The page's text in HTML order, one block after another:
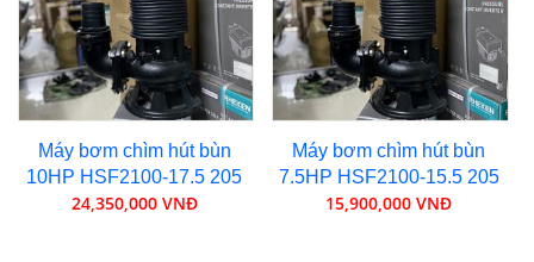
Máy bơm chìm hút bùn
10HP HSF2100-17.5 205
24,350,000 VNĐ
Máy bơm chìm hút bùn
7.5HP HSF2100-15.5 205
15,900,000 VNĐ